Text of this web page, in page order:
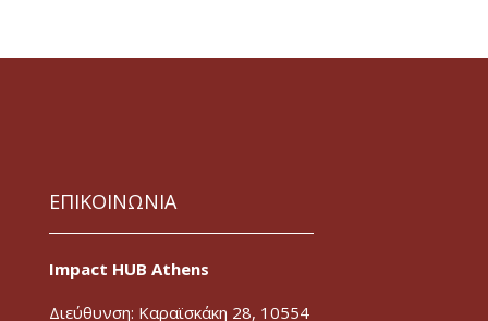
ΕΠΙΚΟΙΝΩΝΙΑ
Impact HUB Athens
Διεύθυνση: Καραϊσκάκη 28, 10554